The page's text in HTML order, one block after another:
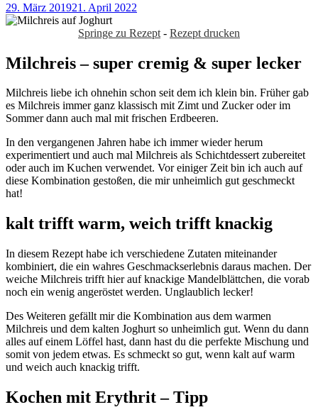
29. März 201921. April 2022
Springe zu Rezept - Rezept drucken
Milchreis – super cremig & super lecker
Milchreis liebe ich ohnehin schon seit dem ich klein bin. Früher gab
es Milchreis immer ganz klassisch mit Zimt und Zucker oder im
Sommer dann auch mal mit frischen Erdbeeren.
In den vergangenen Jahren habe ich immer wieder herum
experimentiert und auch mal Milchreis als Schichtdessert zubereitet
oder auch im Kuchen verwendet. Vor einiger Zeit bin ich auch auf
diese Kombination gestoßen, die mir unheimlich gut geschmeckt
hat!
kalt trifft warm, weich trifft knackig
In diesem Rezept habe ich verschiedene Zutaten miteinander
kombiniert, die ein wahres Geschmackserlebnis daraus machen. Der
weiche Milchreis trifft hier auf knackige Mandelblättchen, die vorab
noch ein wenig angeröstet werden. Unglaublich lecker!
Des Weiteren gefällt mir die Kombination aus dem warmen
Milchreis und dem kalten Joghurt so unheimlich gut. Wenn du dann
alles auf einem Löffel hast, dann hast du die perfekte Mischung und
somit von jedem etwas. Es schmeckt so gut, wenn kalt auf warm
und weich auch knackig trifft.
Kochen mit Erythrit – Tipp